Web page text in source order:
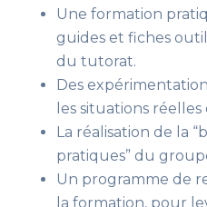
Une formation
guides et fiches
du tutorat.
Des
les situations
La réalisation de la
pratiques” du
Un programme de
la formation, pour